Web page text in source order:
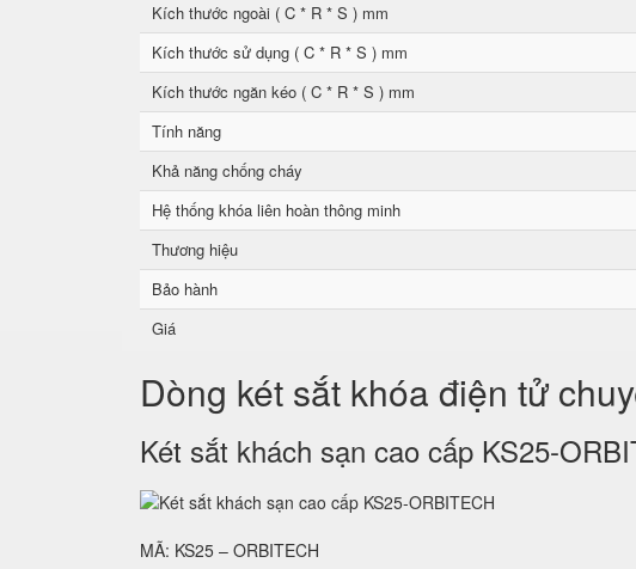
Kích thước ngoài ( C * R * S ) mm
Kích thước sử dụng ( C * R * S ) mm
Kích thước ngăn kéo ( C * R * S ) mm
Tính năng
Khả năng chống cháy
Hệ thống khóa liên hoàn thông minh
Thương hiệu
Bảo hành
Giá
Dòng két sắt khóa điện tử
Két sắt khách sạn cao cấp KS25-
MÃ: KS25 – ORBITECH